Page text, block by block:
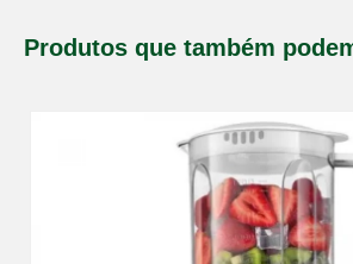
Produtos que também